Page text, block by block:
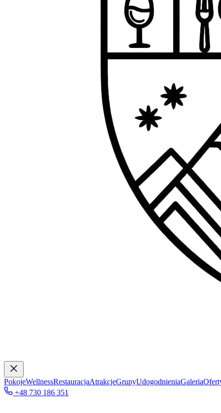
PokojeWellnessRestauracjaAtrakcjeGrupyUdogodnieniaGaleria
+48 730 186 351